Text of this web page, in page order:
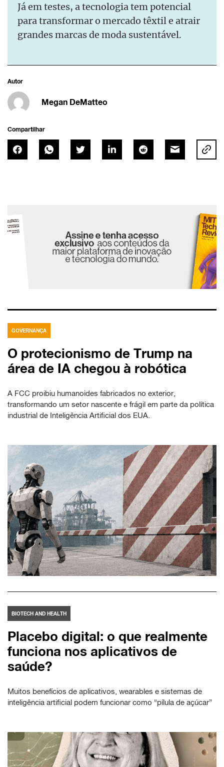
Já em testes, a tecnologia tem potencial
para transformar o mercado têxtil e atrair
grandes marcas de moda sustentável.
Autor
Megan DeMatteo
Compartilhar
GOVERNANÇA
O protecionismo de Trump na
área de IA chegou à robótica
A FCC proibiu humanoides fabricados no exterior,
transformando um setor nascente e frágil em parte da política
industrial de Inteligência Artificial dos EUA.
BIOTECH AND HEALTH
Placebo digital: o que realmente
funciona nos aplicativos de
saúde?
Muitos benefícios de aplicativos, wearables e sistemas de
inteligência artificial podem funcionar como “pílula de açúcar”